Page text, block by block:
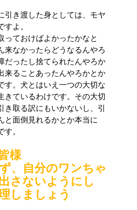
引き渡した身としては、モヤ
よ。
っておけばよかったかなと
来なかったらどうなるんやろ
だったし捨てられたんやろか
来ることあったんやろかとか
す。犬とはいえ一つの大切な
きているわけです。その大切
き取る訳にもいかないし、引
と面倒見れるかとか本当に
。
様
、自分のワンちゃ
さないようにし
しましょう